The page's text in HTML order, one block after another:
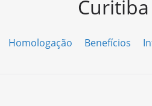
Homologação Benefícios